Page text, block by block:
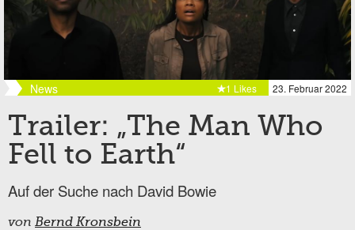
News 23. Februar 2022
1 Likes
Trailer: „The Man Who
Fell to Earth“
Auf der Suche nach David Bowie
von Bernd Kronsbein